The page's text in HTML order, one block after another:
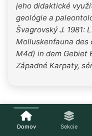
jeho didaktické
geológie a
Švagrovský J. 1981:
Molluskenfauna des
M4d) in dem Gebiet
Západné Karpaty,
Domov Sekcie